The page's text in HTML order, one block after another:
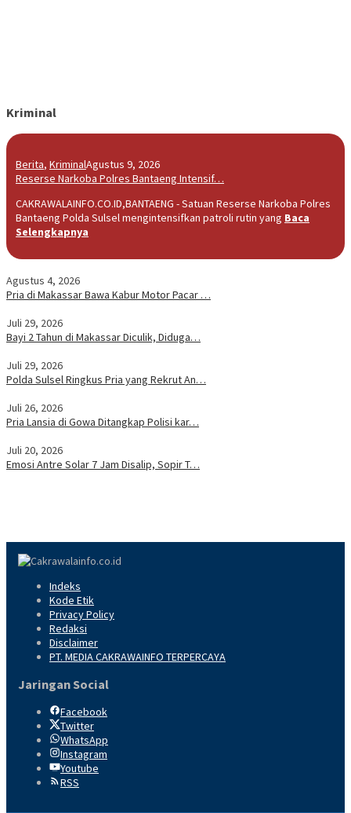
Kriminal
Berita, KriminalAgustus 9, 2026
Reserse Narkoba Polres Bantaeng Intensif…
CAKRAWALAINFO.CO.ID,BANTAENG - Satuan Reserse Narkoba Polres
Bantaeng Polda Sulsel mengintensifkan patroli rutin yang Baca
Selengkapnya
Agustus 4, 2026
Pria di Makassar Bawa Kabur Motor Pacar …
Juli 29, 2026
Bayi 2 Tahun di Makassar Diculik, Diduga…
Juli 29, 2026
Polda Sulsel Ringkus Pria yang Rekrut An…
Juli 26, 2026
Pria Lansia di Gowa Ditangkap Polisi kar…
Juli 20, 2026
Emosi Antre Solar 7 Jam Disalip, Sopir T…
Indeks
Kode Etik
Privacy Policy
Redaksi
Disclaimer
PT. MEDIA CAKRAWAINFO TERPERCAYA
Jaringan Social
Facebook
Twitter
WhatsApp
Instagram
Youtube
RSS